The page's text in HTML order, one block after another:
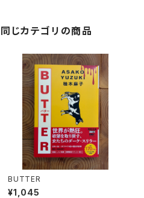
同じカテゴリの商品
BUTTER
¥1,045